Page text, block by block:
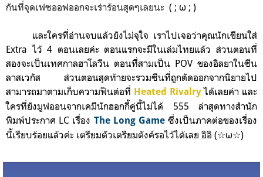
กันที่จุดเฟซออฟออกจะเร่าร้อนสุดๆเลยนะ ( ; ω ; )
และใครที่อ่านจบแล้วยังไม่จุใจ เราไปเจอว่าคุณนักเขียนใส่
Extra ไว้ 4 ตอนเลยค่ะ ตอนแรกจะมีในเล่มไทยแล้ว ส่วนตอนที่
สองจะเป็นเทศกาลฮาโลวีน ตอนทีี่สามเป็น POV ของอิลยาในซีน
ลาสเวกัส ส่วนตอนสุดท้ายจะรวมซีนที่ถูกตัดออกจากนิยายไป
สามารถมาตามเก็บความฟินต่อที่ Heated Rivalry ได้เลยค่า และ
ใครที่ยังมูฟออนจากเคมีนักฮอกกี้คู่นี้ไม่ได้ 555 ล่าสุดทางสำนัก
พิมพ์ประกาศ LC เรื่อง The Long Game ซึ่งเป็นภาคต่อของเรื่อง
นี้เรียบร้อยแล้วค่ะ เตรียมตัวเตรียมตังค์รอไว้ได้เลย อิอิ (☆ω☆)